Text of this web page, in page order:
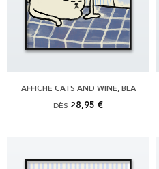
AFFICHE CATS AND WINE, BLÅ
DÈS 28,95 €